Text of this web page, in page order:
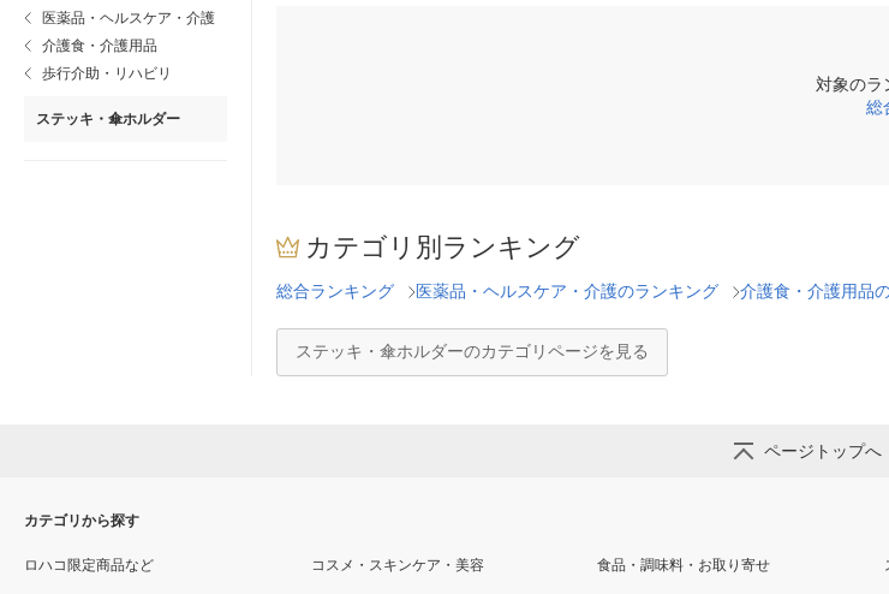
医薬品・ヘルスケア・介護
介護食・介護用品
歩行介助・リハビリ
ステッキ・傘ホルダー
対象のラ
総
カテゴリ別ランキング
総合ランキング 医薬品・ヘルスケア・介護のランキング 介護食・介護用品
ステッキ・傘ホルダーのカテゴリページを見る
ページトップへ
カテゴリから探す
ロハコ限定商品など コスメ・スキンケア・美容 食品・調味料・お取り寄せ